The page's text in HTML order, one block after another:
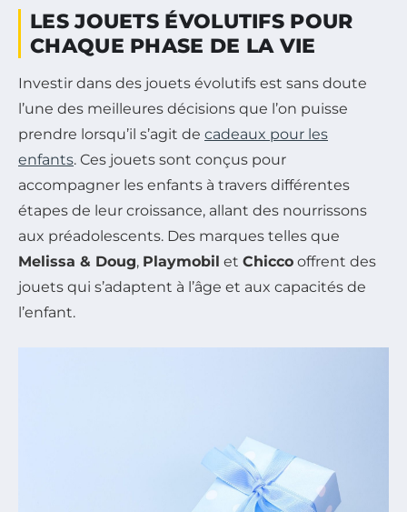
LES JOUETS ÉVOLUTIFS POUR
CHAQUE PHASE DE LA VIE
Investir dans des jouets évolutifs est sans doute
l’une des meilleures décisions que l’on puisse
prendre lorsqu’il s’agit de cadeaux pour les
enfants. Ces jouets sont conçus pour
accompagner les enfants à travers différentes
étapes de leur croissance, allant des nourrissons
aux préadolescents. Des marques telles que
Melissa & Doug, Playmobil et Chicco offrent des
jouets qui s’adaptent à l’âge et aux capacités de
l’enfant.